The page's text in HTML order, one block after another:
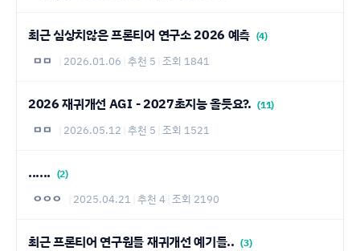
최근 심상치않은 프론티어 연구소 2026 예측 (4)
ㅁㅁ 2026.01.06 추천 5 조회 1841
2026 재귀개선 AGI - 2027초지능 올듯요?. (11)
ㅁㅁ 2026.05.12 추천 5 조회 1521
...... (2)
ㅇㅇㅇ 2025.04.21 추천 4 조회 2190
최근 프론티어 연구원들 재귀개선 예기들.. (3)